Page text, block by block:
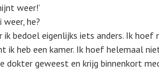
weer!’
he?
ik bedoel eigenlijks iets anders. Ik
ik heb een kamer. Ik hoef helemaal
dokter geweest en krijg binnenkort